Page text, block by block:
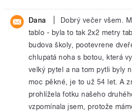
Dana
Dobrý večer všem.
tablo - byla to tak 2x2 metry
budova školy, pootevrene
chlupatá noha s botou, která
velký pytel a na tom pytli byly
moc pěkné, je to už 54 let. A
prohlížela fotku našeho
vzpomínala jsem, protože